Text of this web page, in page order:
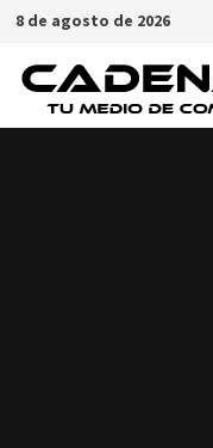
Saltar
contenido
8 de agosto de 2026